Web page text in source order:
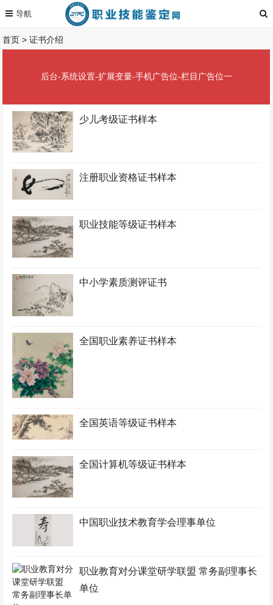
首页 >证书介绍
后台-系统设置-扩展变量-手机广告位-栏目广告位一
少儿考级证书样本
注册职业资格证书样本
职业技能等级证书样本
中小学素质测评证书
全国职业素养证书样本
全国英语等级证书样本
全国计算机等级证书样本
中国职业技术教育学会理事单位
职业教育对分课堂研学联盟 常务副理事长
单位